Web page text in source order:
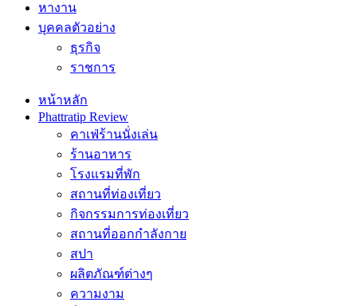
หางาน
บุคคลตัวอย่าง
ธุรกิจ
ราชการ
หน้าหลัก
Phattratip Review
คาเฟ่ร้านนั่งเล่น
ร้านอาหาร
โรงแรมที่พัก
สถานที่ท่องเที่ยว
กิจกรรมการท่องเที่ยว
สถานที่ออกกำลังกาย
สปา
ผลิตภัณฑ์ต่างๆ
ความงาม